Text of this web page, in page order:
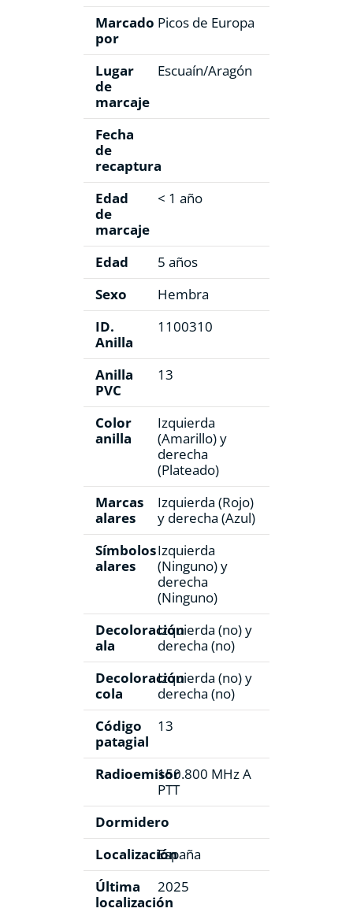
Marcado
por
Picos de Europa
Lugar
de
marcaje
Escuaín/Aragón
Fecha
de
recaptura
Edad
de
marcaje
< 1 año
Edad
5 años
Sexo
Hembra
ID.
Anilla
1100310
Anilla
PVC
13
Color
anilla
Izquierda
(Amarillo) y
derecha
(Plateado)
Marcas
alares
Izquierda (Rojo)
y derecha (Azul)
Símbolos
alares
Izquierda
(Ninguno) y
derecha
(Ninguno)
Decoloración
ala
Izquierda (no) y
derecha (no)
Decoloración
cola
Izquierda (no) y
derecha (no)
Código
patagial
13
Radioemisor150.800 MHz A
PTT
Dormidero
LocalizaciónEspaña
Última
localización
2025